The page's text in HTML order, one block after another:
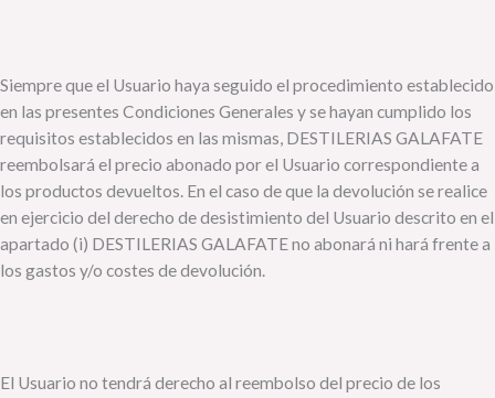
Siempre que el Usuario haya seguido el procedimiento establecido
en las presentes Condiciones Generales y se hayan cumplido los
requisitos establecidos en las mismas, DESTILERIAS GALAFATE
reembolsará el precio abonado por el Usuario correspondiente a
los productos devueltos. En el caso de que la devolución se realice
en ejercicio del derecho de desistimiento del Usuario descrito en el
apartado (i) DESTILERIAS GALAFATE no abonará ni hará frente a
los gastos y/o costes de devolución.
El Usuario no tendrá derecho al reembolso del precio de los